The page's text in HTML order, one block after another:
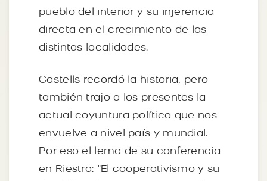
pueblo del interior y su injerencia
directa en el crecimiento de las
distintas localidades.
Castells recordó la historia, pero
también trajo a los presentes la
actual coyuntura política que nos
envuelve a nivel país y mundial.
Por eso el lema de su conferencia
en Riestra: "El cooperativismo y su